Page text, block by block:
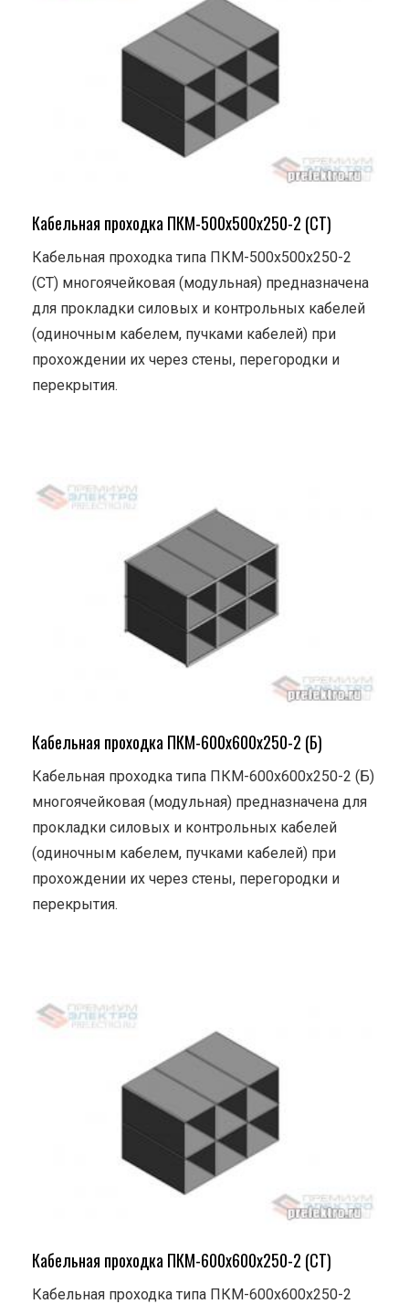
Кабельная проходка ПКМ-500х500х250-2 (СТ)
Кабельная проходка типа ПКМ-500х500х250-2
(СТ) многоячейковая (модульная) предназначена
для прокладки силовых и контрольных кабелей
(одиночным кабелем, пучками кабелей) при
прохождении их через стены, перегородки и
перекрытия.
Кабельная проходка ПКМ-600х600х250-2 (Б)
Кабельная проходка типа ПКМ-600х600х250-2 (Б)
многоячейковая (модульная) предназначена для
прокладки силовых и контрольных кабелей
(одиночным кабелем, пучками кабелей) при
прохождении их через стены, перегородки и
перекрытия.
Кабельная проходка ПКМ-600х600х250-2 (СТ)
Кабельная проходка типа ПКМ-600х600х250-2